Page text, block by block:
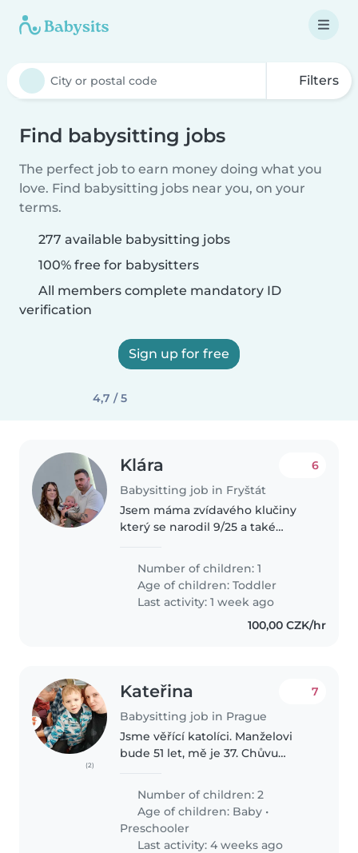
Filters
Find babysitting jobs
The perfect job to earn money doing what you
love. Find babysitting jobs near you, on your
terms.
277 available babysitting jobs
100% free for babysitters
All members complete mandatory ID
verification
Sign up for free
4,7 / 5
Klára
Babysitting job in Fryštát
6
Jsem máma zvídavého klučiny
který se narodil 9/25 a také
retrívra. Partner je
zaneprázdněný OSVČ a hledáme
parťačku k nám do rodiny která
se o malého postará..
Number of children: 1
Age of children:Toddler
Last activity: 1 week ago
100,00 CZK/hr
(2)
Kateřina
Babysitting job in Prague
7
Jsme věřící katolíci. Manželovi
bude 51 let, mě je 37. Chůvu
sám obléknout a obout. Ve
volném čase si hraje se
stavebnicí..
Number of children: 2
Age of children: Baby •
Preschooler
Last activity: 4 weeks ago